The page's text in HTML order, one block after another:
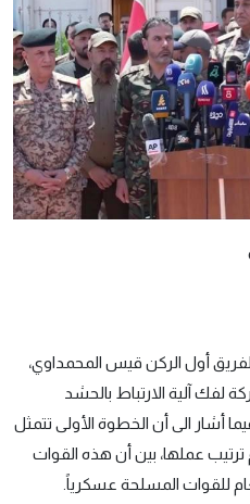
أول الركن قيس المحمداوي،
لفك آلية الارتباط بالحشد
أشار الى أن الخطوة الأولى تتمثل
ترتيب عملها، بين أن هذه القوات
للقوات المسلحة عسكرياً.